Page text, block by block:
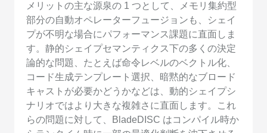
メリットの主な源泉の 1 つとして、メモリ集約型
部分の自動オペレーターフュージョンも、シェイ
プが不明な場合にパフォーマンス課題に直面しま
す。静的シェイプセマンティクス下の多くの決定
論的な問題、たとえば命令レベルのベクトル化、
コード生成テンプレート選択、暗黙的なブロード
キャストが必要かどうかなどは、動的シェイプシ
ナリオではより大きな複雑さに直面します。これ
らの問題に対して、BladeDISC はコンパイル時か